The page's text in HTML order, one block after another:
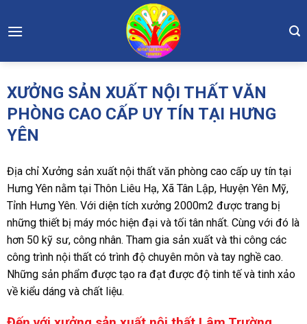
to
XƯỞNG SẢN XUẤT NỘI THẤT VĂN
PHÒNG CAO CẤP UY TÍN TẠI HƯNG
YÊN
Địa chỉ Xưởng sản xuất nội thất văn phòng cao cấp uy tín tại
Hưng Yên nằm tại Thôn Liêu Hạ, Xã Tân Lập, Huyện Yên Mỹ,
Tỉnh Hưng Yên. Với diện tích xưởng 2000m2 được trang bị
những thiết bị máy móc hiện đại và tối tân nhất. Cùng với đó là
hơn 50 kỹ sư, công nhân. Tham gia sản xuất và thi công các
công trình nội thất có trình độ chuyên môn và tay nghề cao.
Những sản phẩm được tạo ra đạt được độ tinh tế và tinh xảo
về kiểu dáng và chất liệu.